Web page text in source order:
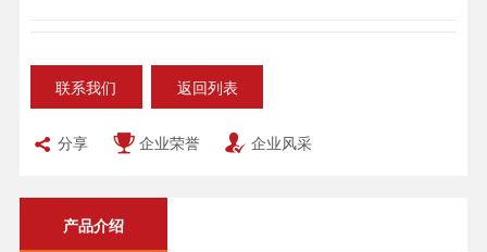
联系我们 返回列表
分享 企业荣誉 企业风采
产品介绍